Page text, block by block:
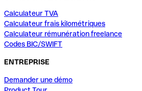
Calculateur TVA
Calculateur frais kilométriques
Calculateur rémunération freelance
Codes BIC/SWIFT
ENTREPRISE
Demander une démo